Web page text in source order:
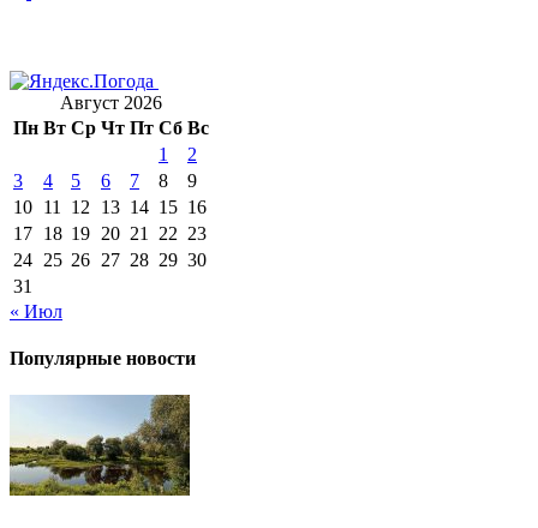
Август 2026
Пн Вт Ср Чт Пт Сб Вс
1
2
3
4 5 6 7 8
9
10 11 12 13 14 15 16
17 18 19 20 21 22 23
24 25 26 27 28 29 30
31
« Июл
Популярные новости